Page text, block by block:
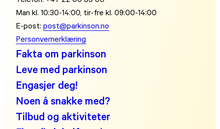
Man kl. 10:30-14:00, tir-fre kl. 09:00-14:00
E-post:post@parkinson.no
Personvernerklæring
Fakta om parkinson
Leve med parkinson
Engasjer deg!
Noen å snakke med?
Tilbud og aktiviteter